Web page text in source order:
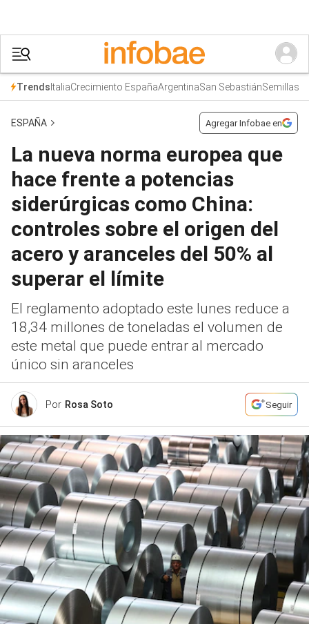
TrendsItaliaCrecimiento EspañaArgentinaSan SebastiánSemillas
ESPAÑA Agregar Infobae en
La nueva norma europea que
hace frente a potencias
siderúrgicas como China:
controles sobre el origen del
acero y aranceles del 50% al
superar el límite
El reglamento adoptado este lunes reduce a
18,34 millones de toneladas el volumen de
este metal que puede entrar al mercado
único sin aranceles
Por Rosa Soto Seguir